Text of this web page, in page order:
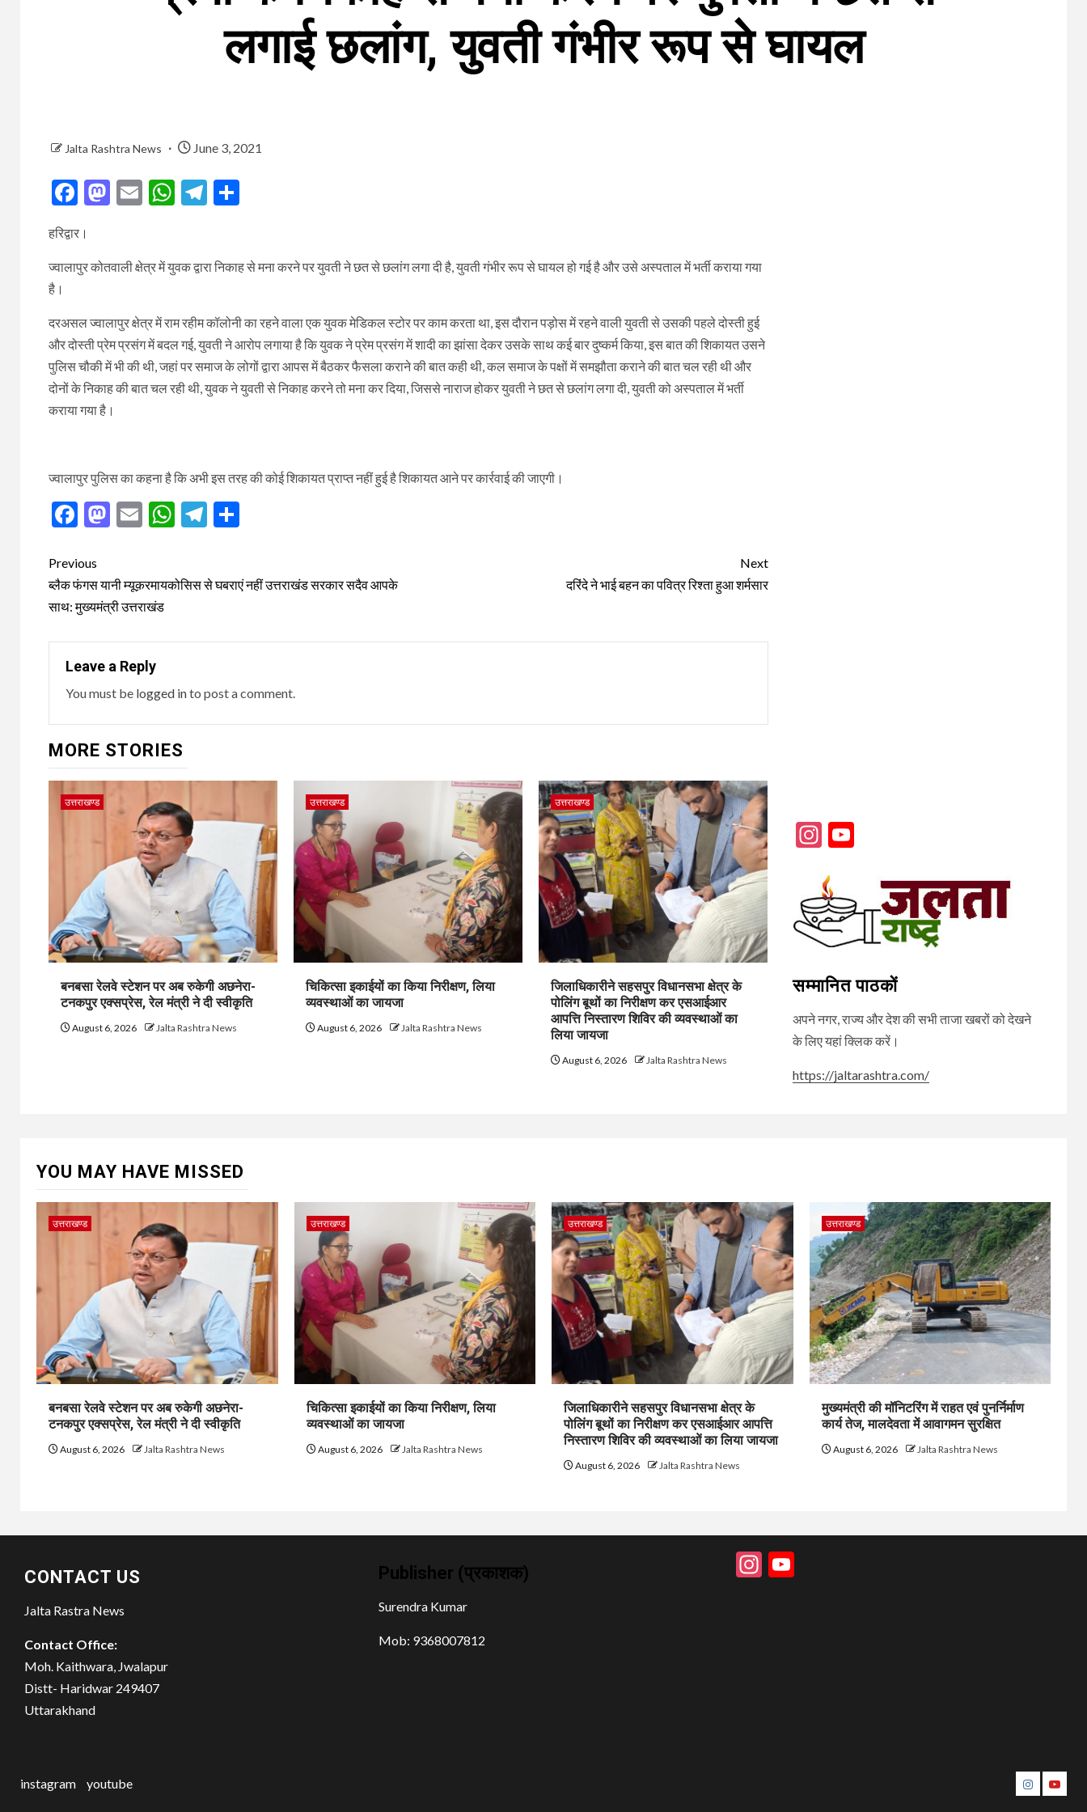
लगाई छलांग, युवती गंभीर रूप से घायल
Jalta Rashtra News June 3, 2021
Facebook
Mastodon
EmailWhatsApp
Telegram
हरिद्वार।
ज्वालापुर कोतवाली क्षेत्र में युवक द्वारा निकाह से मना करने पर युवती ने छत से छलांग लगा दी है, युवती गंभीर रूप से घायल हो गई है और उसे अस्पताल में भर्ती कराया गया
है।
दरअसल ज्वालापुर क्षेत्र में राम रहीम कॉलोनी का रहने वाला एक युवक मेडिकल स्टोर पर काम करता था, इस दौरान पड़ोस में रहने वाली युवती से उसकी पहले दोस्ती हुई
और दोस्ती प्रेम प्रसंग में बदल गई, युवती ने आरोप लगाया है कि युवक ने प्रेम प्रसंग में शादी का झांसा देकर उसके साथ कई बार दुष्कर्म किया, इस बात की शिकायत उसने
पुलिस चौकी में भी की थी, जहां पर समाज के लोगों द्वारा आपस में बैठकर फैसला कराने की बात कही थी, कल समाज के पक्षों में समझौता कराने की बात चल रही थी और
दोनों के निकाह की बात चल रही थी, युवक ने युवती से निकाह करने तो मना कर दिया, जिससे नाराज होकर युवती ने छत से छलांग लगा दी, युवती को अस्पताल में भर्ती
कराया गया है।
ज्वालापुर पुलिस का कहना है कि अभी इस तरह की कोई शिकायत प्राप्त नहीं हुई है शिकायत आने पर कार्रवाई की जाएगी।
Facebook
Mastodon
EmailWhatsApp
Telegram
Post
navigation
Previous
ब्लैक फंगस यानी म्यूक़रमायकोसिस से घबराएं नहीं उत्तराखंड सरकार सदैव आपके
साथ: मुख्यमंत्री उत्तराखंड
Next
दरिंदे ने भाई बहन का पवित्र रिश्ता हुआ शर्मसार
Leave a Reply
You must be logged into post a comment.
MORE STORIES
उत्तराखण्ड
बनबसा रेलवे स्टेशन पर अब रुकेगी अछनेरा-
टनकपुर एक्सप्रेस, रेल मंत्री ने दी स्वीकृति
August 6, 2026 Jalta Rashtra News
उत्तराखण्ड
चिकित्सा इकाईयों का किया निरीक्षण, लिया
व्यवस्थाओं का जायजा
August 6, 2026 Jalta Rashtra News
उत्तराखण्ड
जिलाधिकारीने सहसपुर विधानसभा क्षेत्र के
पोलिंग बूथों का निरीक्षण कर एसआईआर
आपत्ति निस्तारण शिविर की व्यवस्थाओं का
लिया जायजा
August 6, 2026 Jalta Rashtra News
Instagram
YouTube
सम्मानित पाठकों
अपने नगर, राज्य और देश की सभी ताजा खबरों को देखने
के लिए यहां क्लिक करें।
https://jaltarashtra.com/
YOU MAY HAVE MISSED
उत्तराखण्ड
बनबसा रेलवे स्टेशन पर अब रुकेगी अछनेरा-
टनकपुर एक्सप्रेस, रेल मंत्री ने दी स्वीकृति
August 6, 2026 Jalta Rashtra News
उत्तराखण्ड
चिकित्सा इकाईयों का किया निरीक्षण, लिया
व्यवस्थाओं का जायजा
August 6, 2026 Jalta Rashtra News
उत्तराखण्ड
जिलाधिकारीने सहसपुर विधानसभा क्षेत्र के
पोलिंग बूथों का निरीक्षण कर एसआईआर आपत्ति
निस्तारण शिविर की व्यवस्थाओं का लिया जायजा
August 6, 2026 Jalta Rashtra News
उत्तराखण्ड
मुख्यमंत्री की मॉनिटरिंग में राहत एवं पुनर्निर्माण
कार्य तेज, मालदेवता में आवागमन सुरक्षित
August 6, 2026 Jalta Rashtra News
CONTACT US
Jalta Rastra News
Contact Office:
Moh. Kaithwara, Jwalapur
Distt- Haridwar 249407
Uttarakhand
Publisher (प्रकाशक)
Surendra Kumar
Mob: 9368007812
Instagram
instagram youtube instagram